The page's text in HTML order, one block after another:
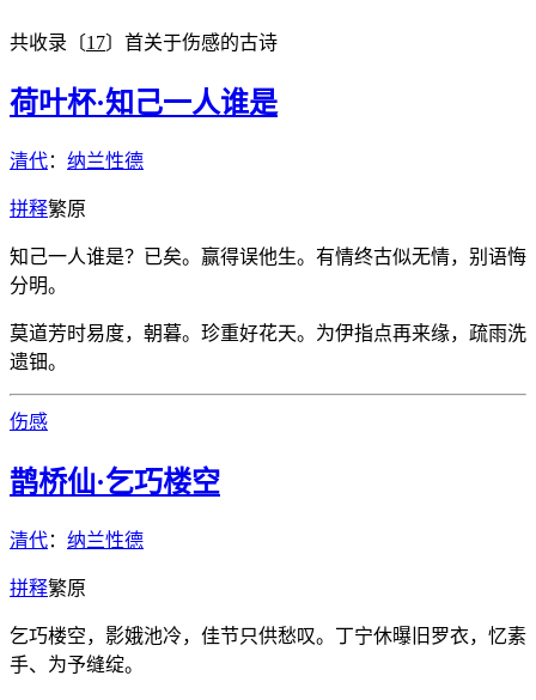
共收录〔17〕首关于伤感的古诗
荷叶杯·知己一人谁是
清代： 纳兰性德
拼释繁原
知己一人谁是？已矣。赢得误他生。有情终古似无情，别语悔
分明。
莫道芳时易度，朝暮。珍重好花天。为伊指点再来缘，疏雨洗
遗钿。
伤感
鹊桥仙·乞巧楼空
清代： 纳兰性德
拼释繁原
乞巧楼空，影娥池冷，佳节只供愁叹。丁宁休曝旧罗衣，忆素
手、为予缝绽。